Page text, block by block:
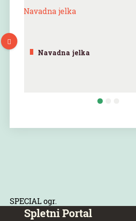
Navadna jelka
SPECIAL ogr.
Spletni Portal